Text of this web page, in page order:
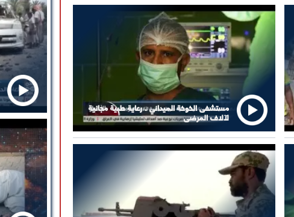
مستشفى الخوخة الميداني . رعاية طبية مجانية
لآلاف المرضى